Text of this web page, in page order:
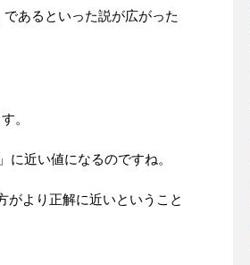
あるといった説が広がった
。
近い値になるのですね。
がより正解に近いということ